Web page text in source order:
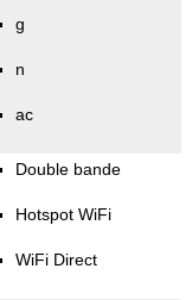
g
n
ac
Double bande
Hotspot WiFi
WiFi Direct